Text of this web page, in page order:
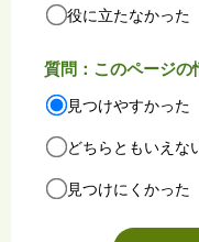
役に立たなかった
質問：このページの
見つけやすかった
どちらともいえな
見つけにくかった